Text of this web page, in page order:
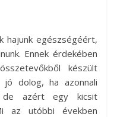
hajunk egészségéért,
Ennek érdekében
készült
jó dolog, ha azonnali
de azért egy kicsit
az utóbbi években